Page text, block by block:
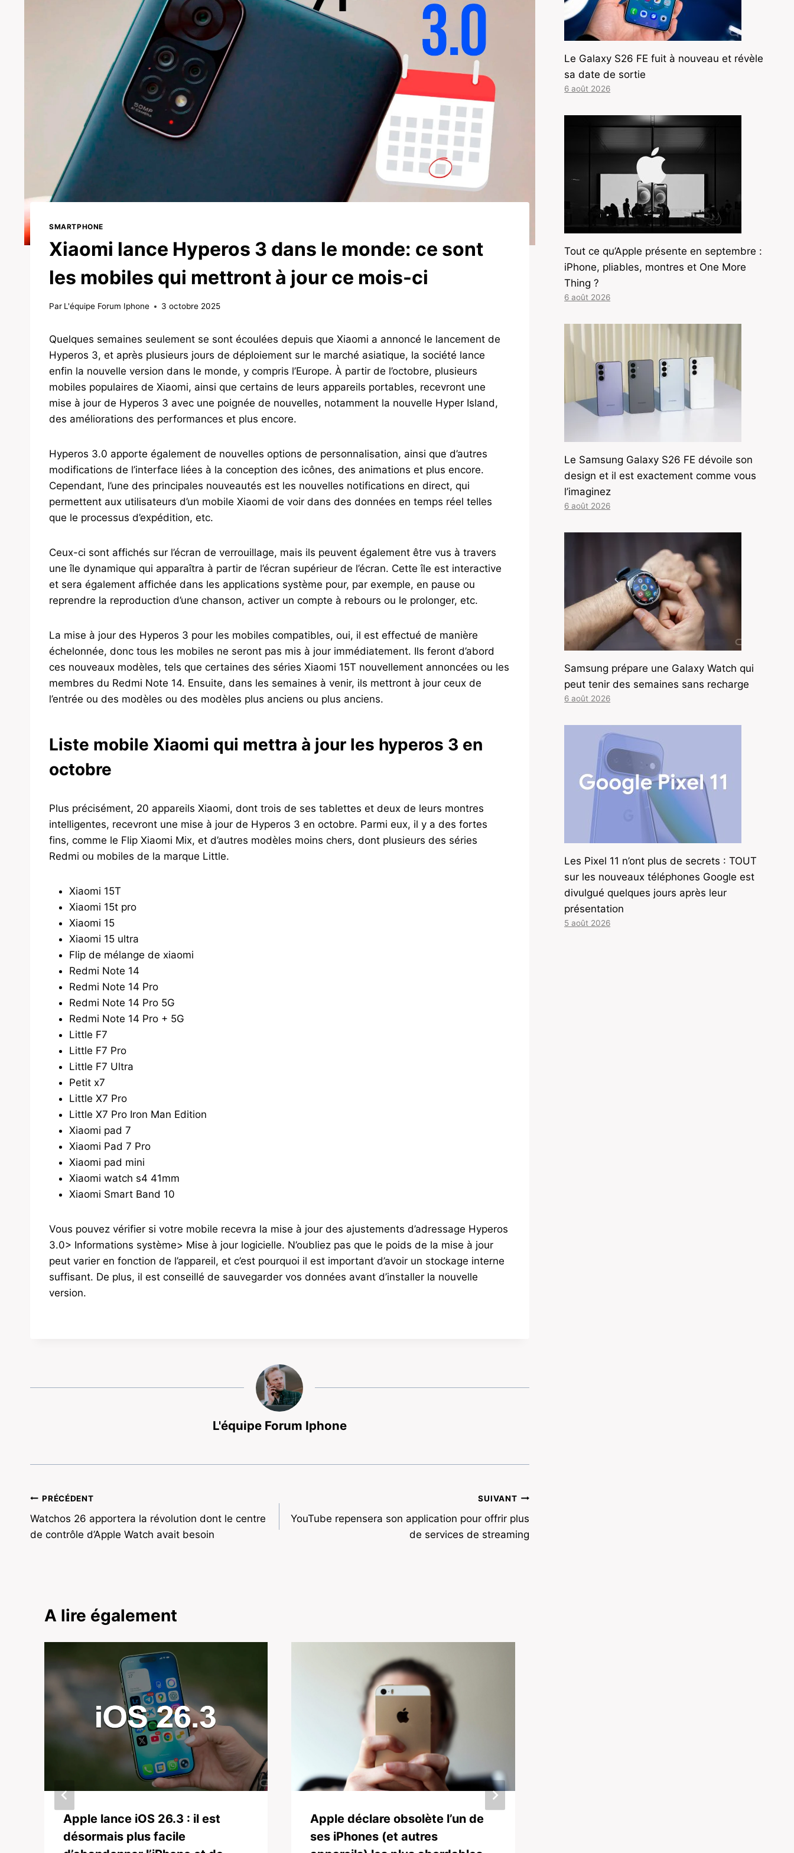
SMARTPHONE
Xiaomi lance Hyperos 3 dans le monde: ce sont
les mobiles qui mettront à jour ce mois-ci
Par L'équipe Forum Iphone 3 octobre 2025
Quelques semaines seulement se sont écoulées depuis que Xiaomi a annoncé le lancement de
Hyperos 3, et après plusieurs jours de déploiement sur le marché asiatique, la société lance
enfin la nouvelle version dans le monde, y compris l’Europe. À partir de l’octobre, plusieurs
mobiles populaires de Xiaomi, ainsi que certains de leurs appareils portables, recevront une
mise à jour de Hyperos 3 avec une poignée de nouvelles, notamment la nouvelle Hyper Island,
des améliorations des performances et plus encore.
Hyperos 3.0 apporte également de nouvelles options de personnalisation, ainsi que d’autres
modifications de l’interface liées à la conception des icônes, des animations et plus encore.
Cependant, l’une des principales nouveautés est les nouvelles notifications en direct, qui
permettent aux utilisateurs d’un mobile Xiaomi de voir dans des données en temps réel telles
que le processus d’expédition, etc.
Ceux-ci sont affichés sur l’écran de verrouillage, mais ils peuvent également être vus à travers
une île dynamique qui apparaîtra à partir de l’écran supérieur de l’écran. Cette île est interactive
et sera également affichée dans les applications système pour, par exemple, en pause ou
reprendre la reproduction d’une chanson, activer un compte à rebours ou le prolonger, etc.
La mise à jour des Hyperos 3 pour les mobiles compatibles, oui, il est effectué de manière
échelonnée, donc tous les mobiles ne seront pas mis à jour immédiatement. Ils feront d’abord
ces nouveaux modèles, tels que certaines des séries Xiaomi 15T nouvellement annoncées ou les
membres du Redmi Note 14. Ensuite, dans les semaines à venir, ils mettront à jour ceux de
l’entrée ou des modèles ou des modèles plus anciens ou plus anciens.
Liste mobile Xiaomi qui mettra à jour les hyperos 3 en
octobre
Plus précisément, 20 appareils Xiaomi, dont trois de ses tablettes et deux de leurs montres
intelligentes, recevront une mise à jour de Hyperos 3 en octobre. Parmi eux, il y a des fortes
fins, comme le Flip Xiaomi Mix, et d’autres modèles moins chers, dont plusieurs des séries
Redmi ou mobiles de la marque Little.
Xiaomi 15T
Xiaomi 15t pro
Xiaomi 15
Xiaomi 15 ultra
Flip de mélange de xiaomi
Redmi Note 14
Redmi Note 14 Pro
Redmi Note 14 Pro 5G
Redmi Note 14 Pro + 5G
Little F7
Little F7 Pro
Little F7 Ultra
Petit x7
Little X7 Pro
Little X7 Pro Iron Man Edition
Xiaomi pad 7
Xiaomi Pad 7 Pro
Xiaomi pad mini
Xiaomi watch s4 41mm
Xiaomi Smart Band 10
Vous pouvez vérifier si votre mobile recevra la mise à jour des ajustements d’adressage Hyperos
3.0> Informations système> Mise à jour logicielle. N’oubliez pas que le poids de la mise à jour
peut varier en fonction de l’appareil, et c’est pourquoi il est important d’avoir un stockage interne
suffisant. De plus, il est conseillé de sauvegarder vos données avant d’installer la nouvelle
version.
L'équipe Forum Iphone
Navigation
de
PRÉCÉDENT
Watchos 26 apportera la révolution dont le centre
de contrôle d’Apple Watch avait besoin
SUIVANT
YouTube repensera son application pour offrir plus
de services de streaming
A lire également
Apple lance iOS 26.3 : il est
désormais plus facile
Apple déclare obsolète l’un de
ses iPhones (et autres
Le Galaxy S26 FE fuit à nouveau et révèle
sa date de sortie
6 août 2026
Tout ce qu’Apple présente en septembre :
iPhone, pliables, montres et One More
Thing ?
6 août 2026
Le Samsung Galaxy S26 FE dévoile son
design et il est exactement comme vous
l’imaginez
6 août 2026
Samsung prépare une Galaxy Watch qui
peut tenir des semaines sans recharge
6 août 2026
Les Pixel 11 n’ont plus de secrets : TOUT
sur les nouveaux téléphones Google est
divulgué quelques jours après leur
présentation
5 août 2026